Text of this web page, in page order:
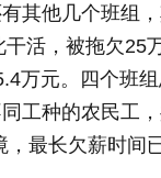
其他几个班组
干活，被拖欠25
万元。四个班
工种的农民工
最长欠薪时间